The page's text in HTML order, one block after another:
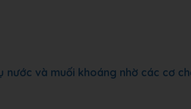
nước và muối khoáng nhờ các cơ